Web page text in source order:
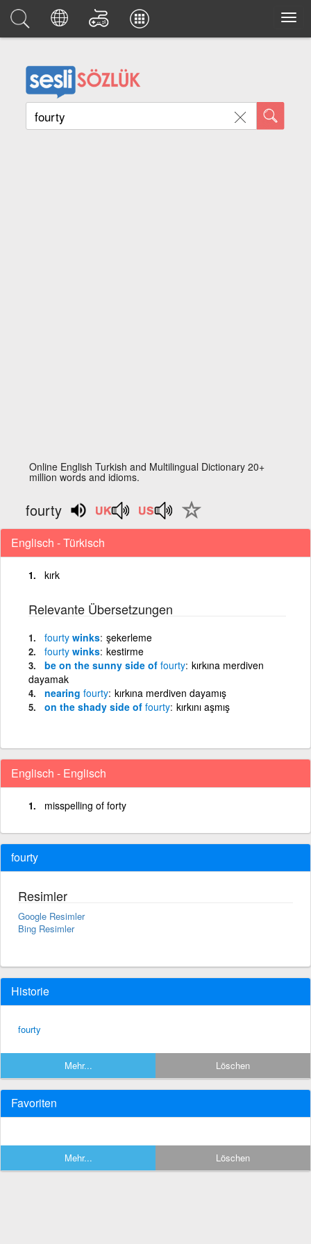
Online English Turkish and Multilingual Dictionary 20+
million words and idioms.
fourty
Englisch - Türkisch
kırk
Relevante Übersetzungen
fourty winks şekerleme
fourty winks kestirme
be on the sunny side of fourty kırkına merdiven
dayamak
nearing fourty kırkına merdiven dayamış
on the shady side of fourty kırkını aşmış
Englisch - Englisch
misspelling of forty
fourty
Resimler
Google Resimler
Bing Resimler
Historie
fourty
Mehr... Löschen
Favoriten
Mehr... Löschen